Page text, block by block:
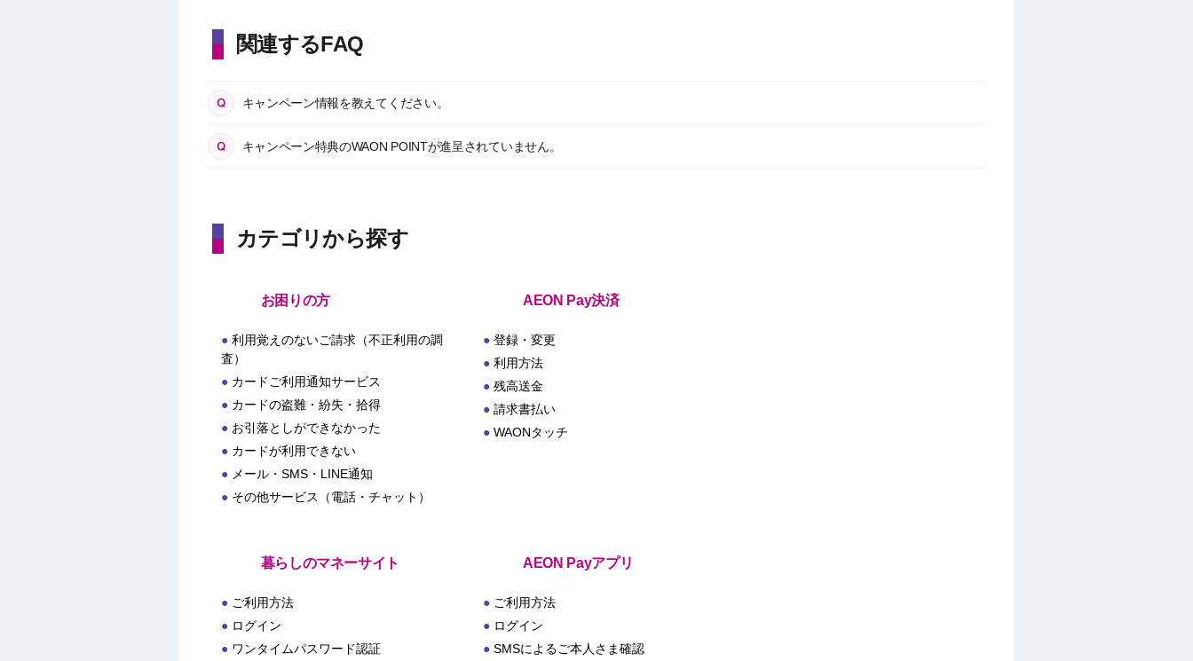
関連するFAQ
キャンペーン情報を教えてください。
キャンペーン特典のWAON POINTが進呈されていません。
カテゴリから探す
お困りの方
利用覚えのないご請求（不正利用の調
査）
カードご利用通知サービス
カードの盗難・紛失・拾得
お引落としができなかった
カードが利用できない
メール・SMS・LINE通知
その他サービス（電話・チャット）
AEON Pay決済
登録・変更
利用方法
残高送金
請求書払い
WAONタッチ
暮らしのマネーサイト
ご利用方法
ログイン
ワンタイムパスワード認証
AEON Payアプリ
ご利用方法
ログイン
SMSによるご本人さま確認